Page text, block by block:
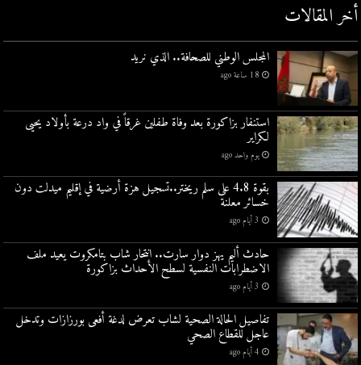
أخر المقالات
المجلس الوطني للصحافة.. الذي نريد
18 ساعة ago
استنفار بزاكورة بعد وفاة طفلين غرقاً في واد درعة بأولاد يحيى
لكراير
يوم واحد ago
بقوة 4.8 على سلم ريختر..تسجيل هزة أرضية في إقليم ميدلت دون
خسائر معلنة
3 أيام ago
حادث أليم يهز دوار سارت.. انتحار شاب بتامكروت يعيد ملف
الاضطرابات النفسية لسطح الأحداث بزاكورة
3 أيام ago
تفاصيل الحالة الصحية لشاب تعرض لدغة أفعى بورزازات وتدخل
عاجل للقطاع الصحي
4 أيام ago